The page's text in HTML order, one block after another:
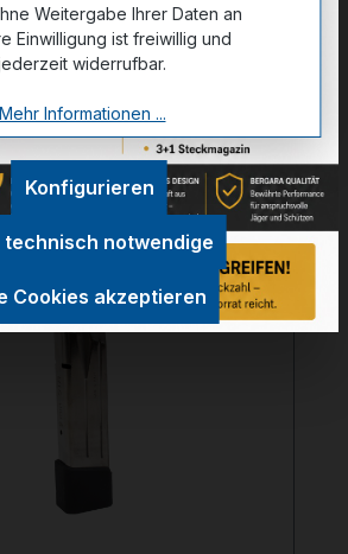
26-00910
Weitergabe Ihrer Daten an
Einwilligung ist freiwillig und
widerrufbar.
Mehr Informationen ...
technisch notwendige
Konfigurieren
Cookies akzeptieren